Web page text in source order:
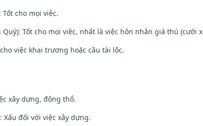
cho mọi việc.
Quý): Tốt cho mọi việc, nhất là việc hôn nhân giá thú (cưới
việc khai trương hoặc cầu tài lộc.
xây dựng, động thổ.
Xấu đối với việc xây dựng.